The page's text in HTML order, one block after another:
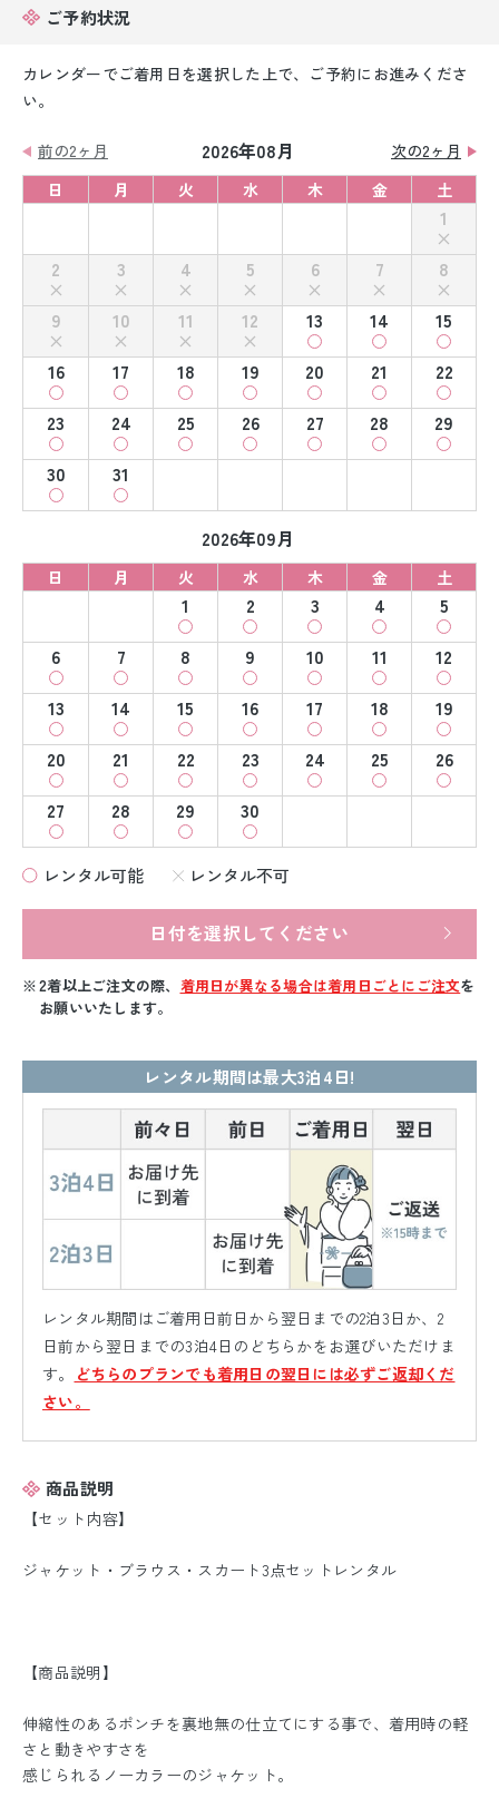
引き振袖レンタル
小物販売品
ご予約状況
カレンダーでご着用日を選択した上で、ご予約にお進みくださ
い。
前の2ヶ月 2026年08月
次の2ヶ月
日
月 火 水 木 金 土
1
2
3 4 5 6 7
8
9
10 11 12 13 14
15
16
17 18 19 20 21
22
23
24 25 26 27 28
29
30
31
2026年09月
日 月 火 水 木 金 土
1 2 3 4
5
6
7 8 9 10 11
12
13
14 15 16 17 18
19
20
21 22 23 24 25
26
27
28 29 30
レンタル可能 レンタル不可
日付を選択してください
2着以上ご注文の際、 着用日が異なる場合は着用日ごとにご注文を
お願いいたします。
レンタル期間は最大3泊4日!
レンタル期間はご着用日前日から翌日までの2泊3日か、2
日前から翌日までの3泊4日のどちらかをお選びいただけま
す。
どちらのプランでも着用日の翌日には必ずご返却くだ
さい。
商品説明
【セット内容】
ジャケット・ブラウス・スカート3点セットレンタル
【商品説明】
伸縮性のあるポンチを裏地無の仕立てにする事で、着用時の軽
さと動きやすさを
感じられるノーカラーのジャケット。